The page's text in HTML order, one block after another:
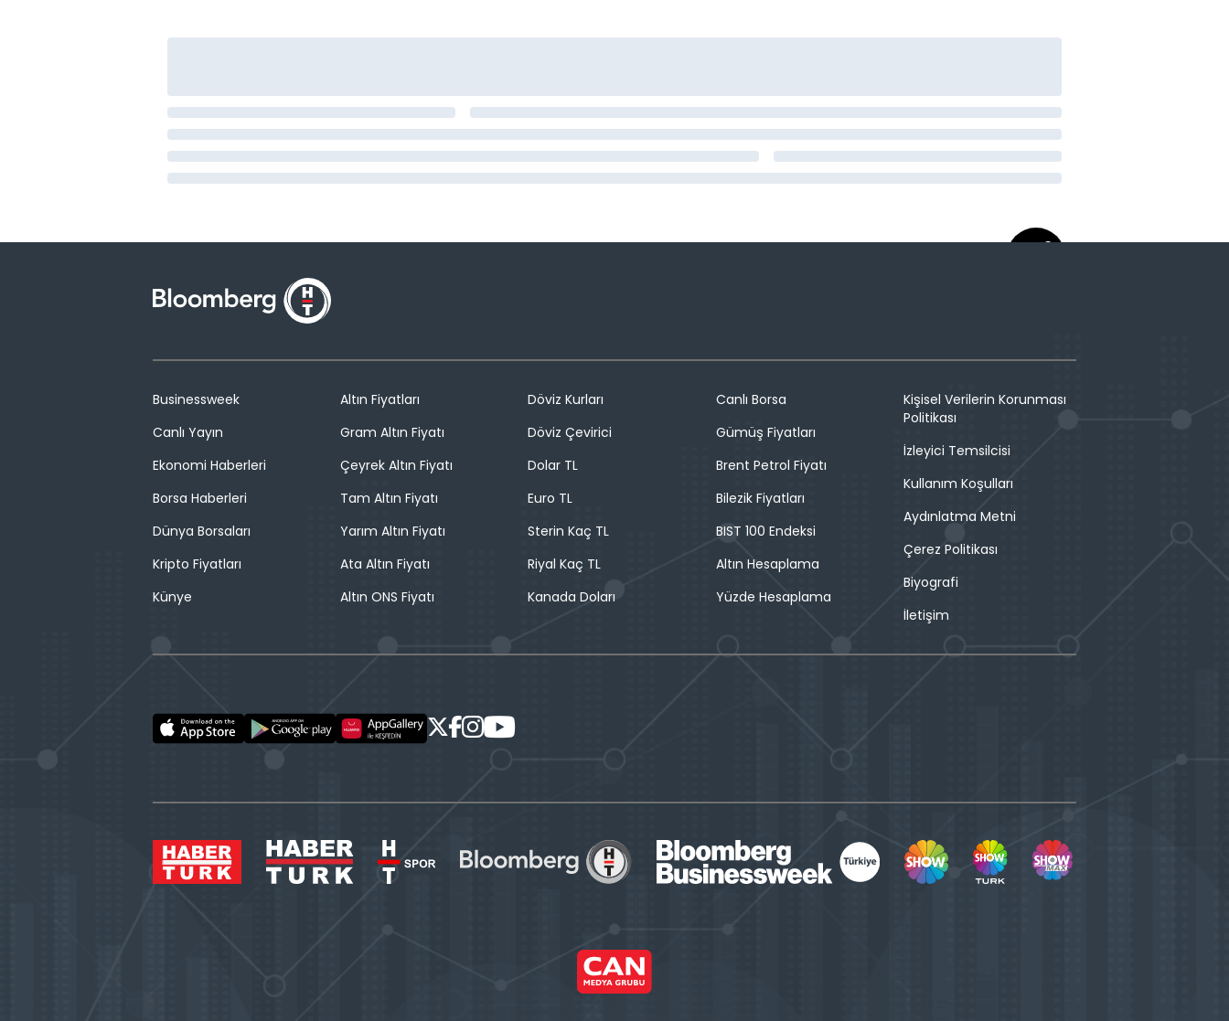
Businessweek
Canlı Yayın
Ekonomi Haberleri
Borsa Haberleri
Dünya Borsaları
Kripto Fiyatları
Künye
Altın Fiyatları
Gram Altın Fiyatı
Çeyrek Altın Fiyatı
Tam Altın Fiyatı
Yarım Altın Fiyatı
Ata Altın Fiyatı
Altın ONS Fiyatı
Döviz Kurları
Döviz Çevirici
Dolar TL
Euro TL
Sterin Kaç TL
Riyal Kaç TL
Kanada Doları
Canlı Borsa
Gümüş Fiyatları
Brent Petrol Fiyatı
Bilezik Fiyatları
BIST 100 Endeksi
Altın Hesaplama
Yüzde Hesaplama
Kişisel Verilerin Korunması
Politikası
İzleyici Temsilcisi
Kullanım Koşulları
Aydınlatma Metni
Çerez Politikası
Biyografi
İletişim